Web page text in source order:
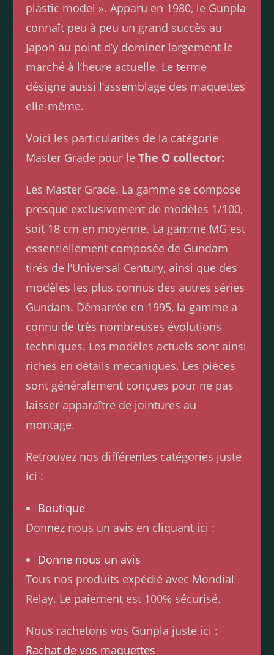
plastic model ». Apparu en 1980, le Gunpla
connaît peu à peu un grand succès au
Japon au point d’y dominer largement le
marché à l’heure actuelle. Le terme
désigne aussi l’assemblage des maquettes
elle-même.
Voici les particularités de la catégorie
Master Grade pour leThe O collector:
Les Master Grade. La gamme se compose
presque exclusivement de modèles 1/100,
soit 18 cm en moyenne. La gamme MG est
essentiellement composée de Gundam
tirés de l’Universal Century, ainsi que des
modèles les plus connus des autres séries
Gundam. Démarrée en 1995, la gamme a
connu de très nombreuses évolutions
techniques. Les modèles actuels sont ainsi
riches en détails mécaniques. Les pièces
sont généralement conçues pour ne pas
laisser apparaître de jointures au
montage.
Retrouvez nos différentes catégories juste
ici :
Boutique
Donnez nous un avis en cliquant ici :
Donne nous un avis
Tous nos produits expédié avec Mondial
Relay. Le paiement est 100% sécurisé.
Nous rachetons vos Gunpla juste ici :
Rachat de vos maquettes